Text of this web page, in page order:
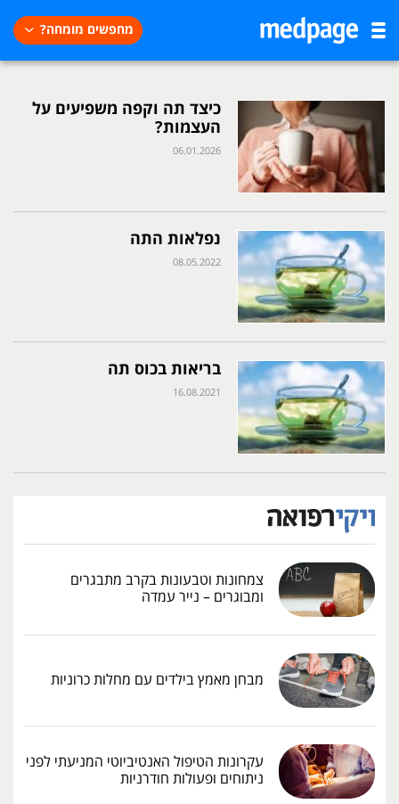
מחפשים מומחה?
כיצד תה וקפה משפיעים על
העצמות?
06.01.2026
נפלאות התה
08.05.2022
בריאות בכוס תה
16.08.2021
צמחונות וטבעונות בקרב מתבגרים
ומבוגרים – נייר עמדה
מבחן מאמץ בילדים עם מחלות כרוניות
עקרונות הטיפול האנטיביוטי המניעתי לפני
ניתוחים ופעולות חודרניות